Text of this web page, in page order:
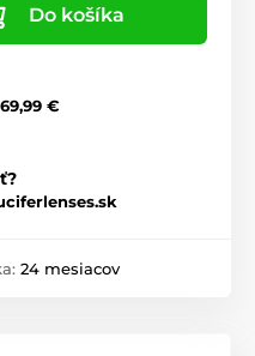
Do košíka
69,99 €
24 mesiacov